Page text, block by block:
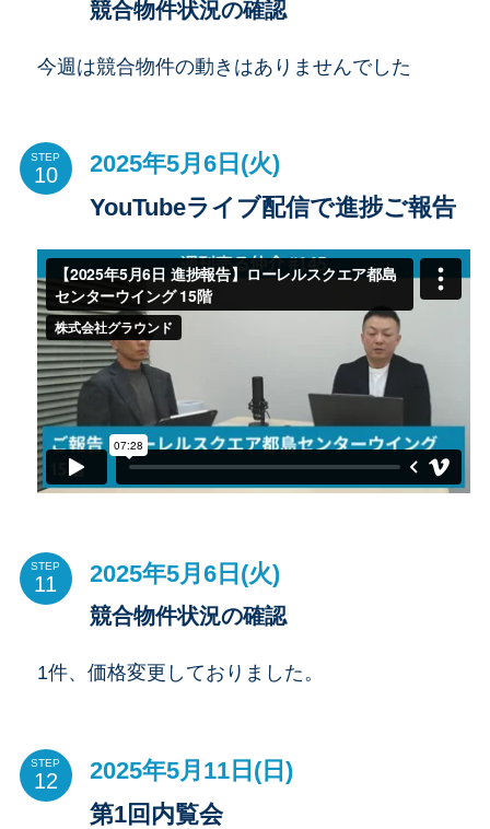
競合物件状況の確認
今週は競合物件の動きはありませんでした
STEP
2025年5月6日(火)
YouTubeライブ配信で進捗ご報告
STEP 2025年5月6日(火)
競合物件状況の確認
1件、価格変更しておりました。
STEP
2025年5月11日(日)
第1回内覧会